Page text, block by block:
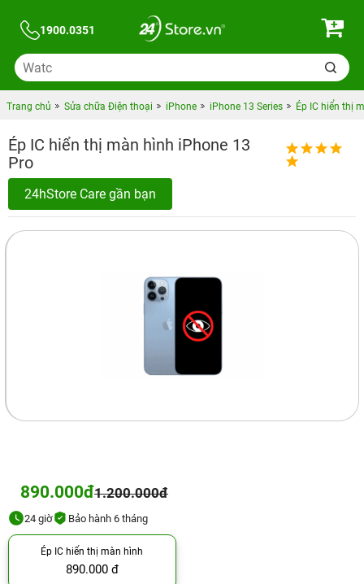
1900.0351
Trang chủ Sửa chữa Điện thoại iPhone iPhone 13 Series Ép IC hiển thị
Ép IC hiển thị màn hình iPhone 13
Pro
24hStore Care gần bạn
890.000đ1.200.000đ
24 giờ Bảo hành 6 tháng
Ép IC hiển thị màn hình
890.000 đ